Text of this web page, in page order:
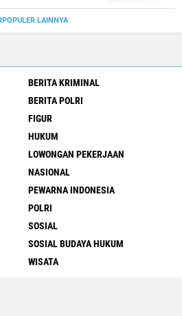
LAINNYA
BERITA KRIMINAL
BERITA POLRI
FIGUR
HUKUM
LOWONGAN PEKERJAAN
NASIONAL
PEWARNA INDONESIA
POLRI
SOSIAL
SOSIAL BUDAYA HUKUM
WISATA